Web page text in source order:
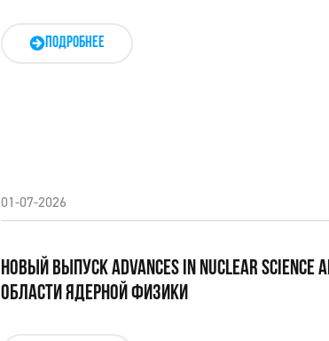
ПОДРОБНЕЕ
01-07-2026
НОВЫЙ ВЫПУСК ADVANCES IN NUCLEAR
ОБЛАСТИ ЯДЕРНОЙ ФИЗИКИ